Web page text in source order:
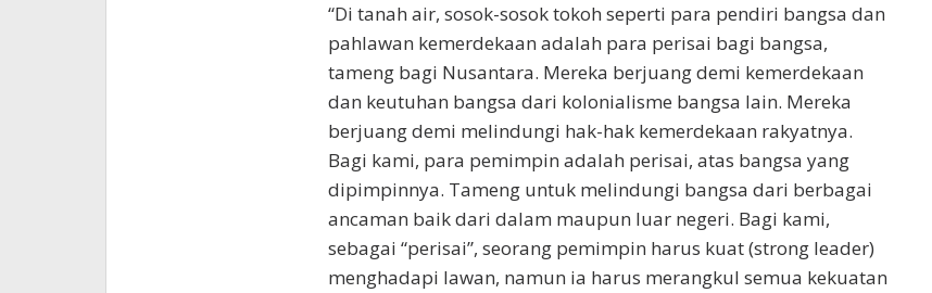
“Di tanah air, sosok-sosok tokoh seperti para pendiri bangsa dan
pahlawan kemerdekaan adalah para perisai bagi bangsa,
tameng bagi Nusantara. Mereka berjuang demi kemerdekaan
dan keutuhan bangsa dari kolonialisme bangsa lain. Mereka
berjuang demi melindungi hak-hak kemerdekaan rakyatnya.
Bagi kami, para pemimpin adalah perisai, atas bangsa yang
dipimpinnya. Tameng untuk melindungi bangsa dari berbagai
ancaman baik dari dalam maupun luar negeri. Bagi kami,
sebagai “perisai”, seorang pemimpin harus kuat (strong leader)
menghadapi lawan, namun ia harus merangkul semua kekuatan